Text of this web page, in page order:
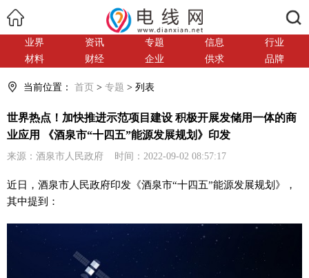
业界 资讯 专题 信息
行业
材料
财经 企业 供求 品牌
当前位置： 首页 > 专题 > 列表
世界热点！加快推进示范项目建设 积极开展发储用一体的商
业应用 《酒泉市“十四五”能源发展规划》印发
来源：酒泉市人民政府 时间：2022-09-02 08:57:17
近日，酒泉市人民政府印发《酒泉市“十四五”能源发展规划》，
其中提到：